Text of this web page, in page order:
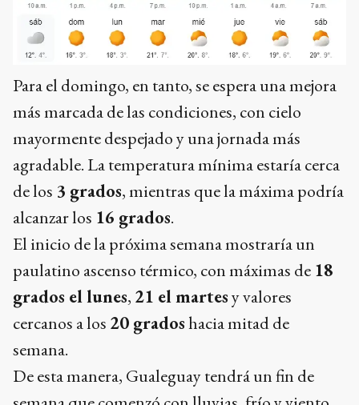
Para el domingo, en tanto, se espera una mejora
más marcada de las condiciones, con cielo
mayormente despejado y una jornada más
agradable. La temperatura mínima estaría cerca
de los 3 grados, mientras que la máxima podría
alcanzar los 16 grados.
El inicio de la próxima semana mostraría un
paulatino ascenso térmico, con máximas de 18
grados el lunes, 21 el martesy valores
cercanos a los 20 gradoshacia mitad de
semana.
De esta manera, Gualeguay tendrá un fin de